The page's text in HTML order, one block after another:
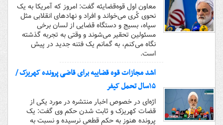
معاون اول قوه‌قضایئه گفت: امروز که آمریکا به یک
نحوی کُری می‌خواند و افراد و نهادهای انقلابی مثل
سپاه، بسیج و دستگاه قضایی از لسان برخی
مسئولین تحقیر می‌شوند و وقتی به تجربه گذشته
نگاه می‌کنم، به گمانم یک فتنه جدید در پیش
است.
اشد مجازات قوه قضاییه برای قاضی پرونده کهریزک /
۱۵سال تحمل کیفر
اژه‌ای در خصوص اخبار منتشره در مورد یکی از
قضات کهریزک و ثابت شدن حکم وی گفت: یک
پرونده هنوز به حکم قطعی نرسیده و نسبت به